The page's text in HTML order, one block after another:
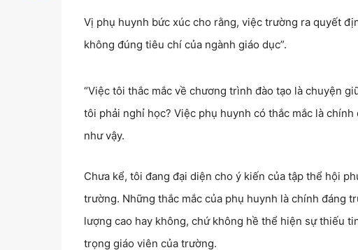
Vị phụ huynh bức xúc cho rằng, việc trường ra quyết
không đúng tiêu chí của ngành giáo dục”.
“Việc tôi thắc mắc về chương trình đào tạo là chuyện
tôi phải nghỉ học? Việc phụ huynh có thắc mắc là
như vậy.
Chưa kể, tôi đang đại diện cho ý kiến của tập thể hội
trường. Những thắc mắc của phụ huynh là chính đáng
lượng cao hay không, chứ không hề thể hiện sự thiếu
trọng giáo viên của trường.